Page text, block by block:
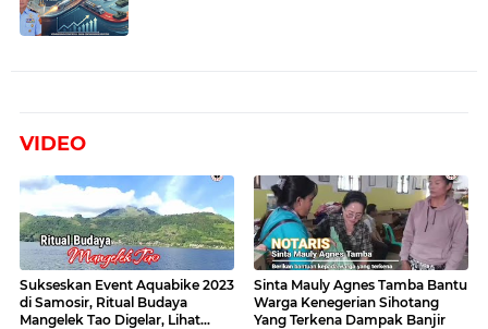
VIDEO
Sukseskan Event Aquabike 2023
di Samosir, Ritual Budaya
Mangelek Tao Digelar, Lihat
Sinta Mauly Agnes Tamba Bantu
Warga Kenegerian Sihotang
Yang Terkena Dampak Banjir